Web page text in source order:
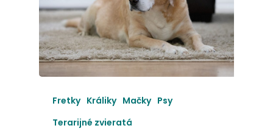
Fretky Králiky Mačky Psy
Terarijné zvieratá